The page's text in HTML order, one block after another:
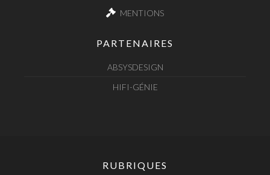
MENTIONS
PARTENAIRES
ABSYSDESIGN
HIFI-GÉNIE
RUBRIQUES